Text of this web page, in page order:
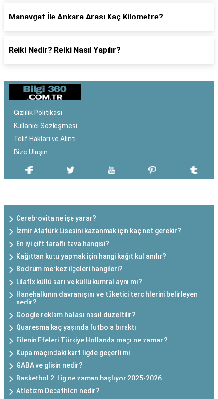
Manavgat İle Ankara Arası Kaç Kilometre?
Reiki Nedir? Reiki Nasıl Yapılır?
Gizlilik Politikası
Kullanıcı Sözleşmesi
Telif Hakları ve Alıntı
Bize Ulaşın
Cerebrovita ne işe yarar?
İzmir Atatürk Lisesini kazanmak için kaç net gerekir?
En iyi çift taraflı tava hangisi?
Kağıttan kutu yapmak için hangi kağıt kullanılır?
Bodrum merkez ilçeleri hangileri?
Lilafİx küllü sarı ve küllü kumral aynı mı?
Hanehalkının davranışını ve tüketici tercihlerini belirleyen
nedir?
Google reklam hatası nasıl düzeltilir?
Quaresma kaç yaşında futbola bıraktı
Filenin Efeleri Türkiye Hollanda maçı ne zaman?
Kupa maçındaki kart ligde geçerli mi
GABA ve glisin nedir?
Basketbol 2. Lig ne zaman başlıyor 2025-2026
Atletizm Decathlon nedir?